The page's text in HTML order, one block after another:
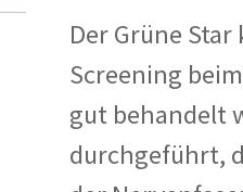
Der Grüne
Screening
gut behandelt
durchgeführt,